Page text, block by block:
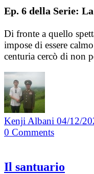
Ep. 6 della Serie:
Di fronte a quello
impose di essere
centuria cercò di non
Kenji Albani 04/12/
0 Comments
Il santuario